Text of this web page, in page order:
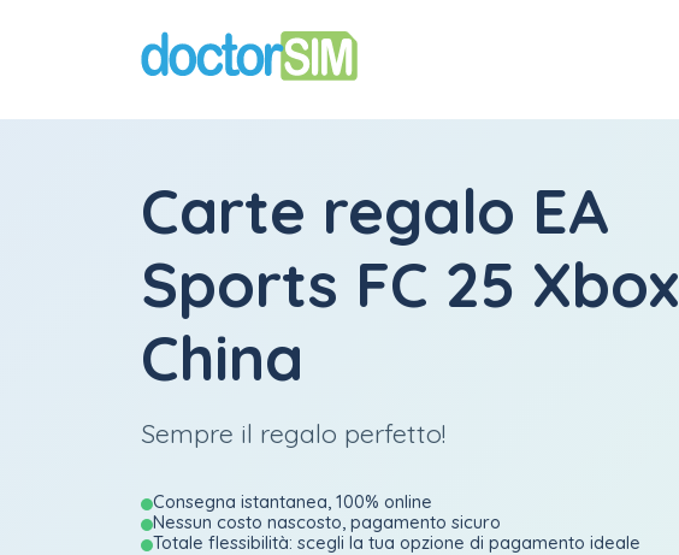
Carte regalo EA
Sports FC 25 Xbox
China
Sempre il regalo perfetto!
Consegna istantanea, 100% online
Nessun costo nascosto, pagamento sicuro
Totale flessibilità: scegli la tua opzione di pagamento ideale